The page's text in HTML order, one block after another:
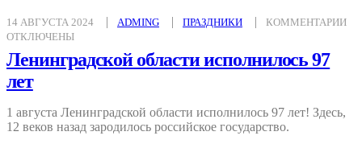
14 АВГУСТА 2024 ADMING ПРАЗДНИКИ КОММЕНТАРИИК
ОТКЛЮЧЕНЫ
Ленинградской области исполнилось 97
лет
1 августа Ленинградской области исполнилось 97 лет! Здесь,
12 веков назад зародилось российское государство.